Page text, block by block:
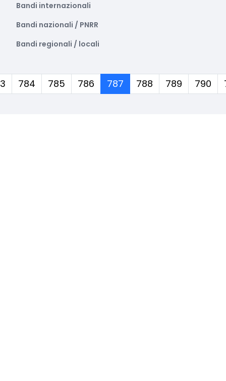
Bandi internazionali
Bandi nazionali / PNRR
Bandi regionali / locali
784 785 786 787(corrente)
788 789 790